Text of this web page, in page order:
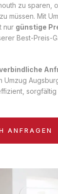
zu sparen,
müssen. Mit
nur günstige
Best-Preis-
Umzug
ANFRAGEN